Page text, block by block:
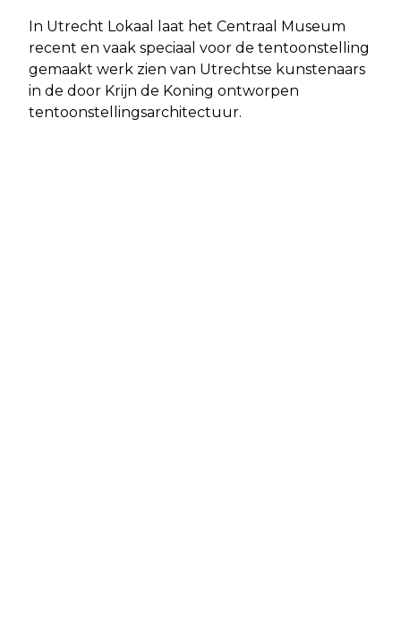
In Utrecht Lokaal laat het Centraal Museum
recent en vaak speciaal voor de tentoonstelling
gemaakt werk zien van Utrechtse kunstenaars
in de door Krijn de Koning ontworpen
tentoonstellingsarchitectuur.